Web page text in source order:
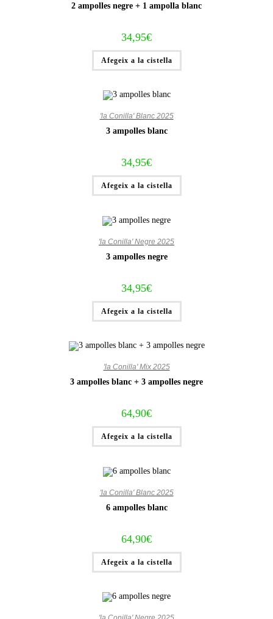
2 ampolles negre + 1 ampolla blanc
34,95€
Afegeix a la cistella
'la Conilla' Blanc 2025
3 ampolles blanc
34,95€
Afegeix a la cistella
'la Conilla' Negre 2025
3 ampolles negre
34,95€
Afegeix a la cistella
'la Conilla' Mix 2025
3 ampolles blanc + 3 ampolles negre
64,90€
Afegeix a la cistella
'la Conilla' Blanc 2025
6 ampolles blanc
64,90€
Afegeix a la cistella